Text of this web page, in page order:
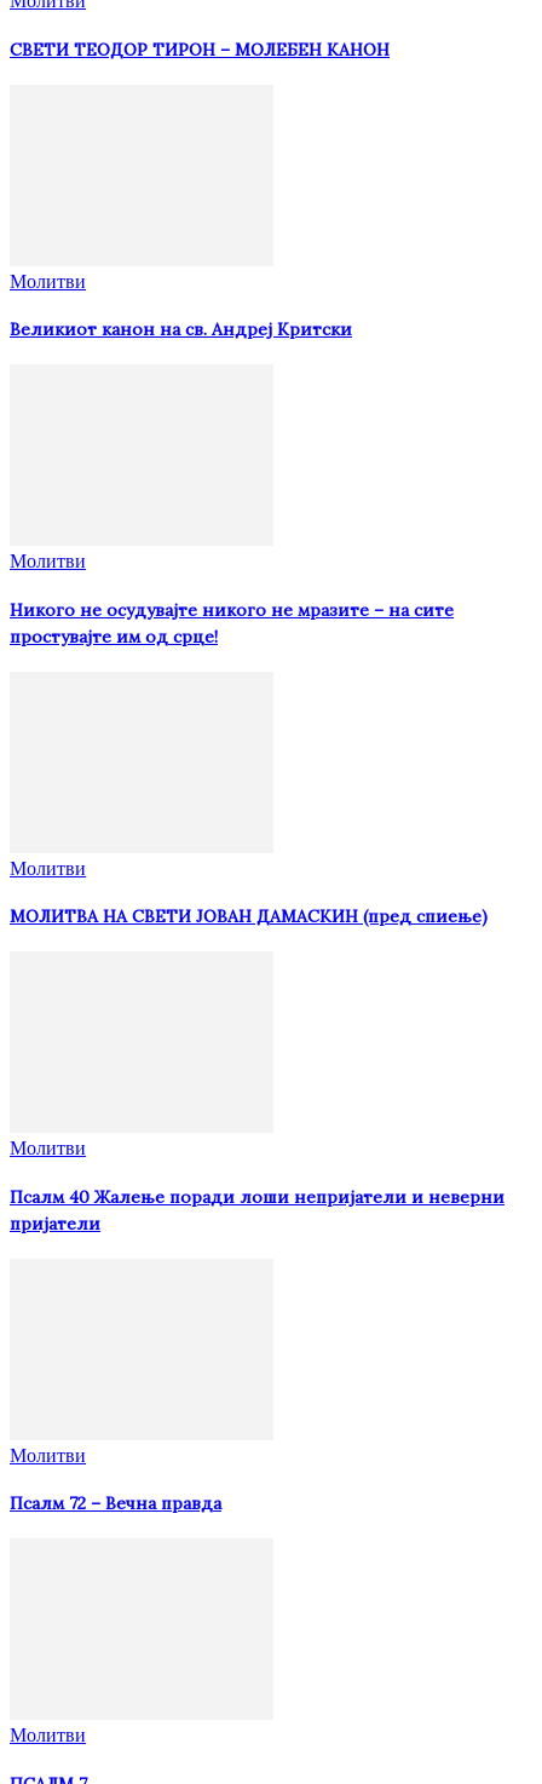
СВЕТИ ТЕОДОР ТИРОН – МОЛЕБЕН КАНОН
Молитви
Великиот канон на св. Андреј Критски
Молитви
Никого не осудувајте никого не мразите – на сите
простувајте им од срце!
Молитви
МОЛИТВА НА СВЕТИ ЈОВАН ДАМАСКИН (пред спиење)
Молитви
Псалм 40 Жалење поради лоши непријатели и неверни
пријатели
Молитви
Псалм 72 – Вечна правда
Молитви